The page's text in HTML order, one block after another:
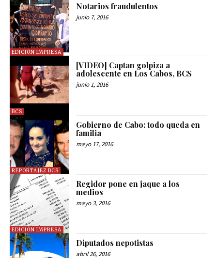
EDICIÓN IMPRESA
Notarios fraudulentos
junio 7, 2016
BCS
[VIDEO] Captan golpiza a
adolescente en Los Cabos, BCS
junio 1, 2016
REPORTAJEZ BCS
Gobierno de Cabo: todo queda en
familia
mayo 17, 2016
EDICIÓN IMPRESA
Regidor pone en jaque a los
medios
mayo 3, 2016
Diputados nepotistas
abril 26, 2016